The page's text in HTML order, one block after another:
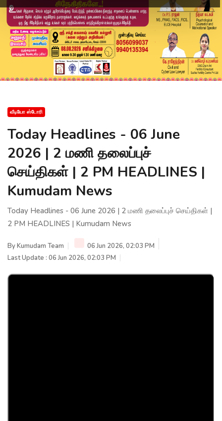
வீடியோ ஸ்டோரி
Today Headlines - 06 June
2026 | 2 மணி தலைப்புச்
செய்திகள் | 2 PM HEADLINES |
Kumudam News
Today Headlines - 06 June 2026 | 2 மணி தலைப்புச் செய்திகள் |
2 PM HEADLINES | Kumudam News
ByKumudam Team
06 Jun 2026, 02:03 PM
Last Update : 06 Jun 2026, 02:03 PM